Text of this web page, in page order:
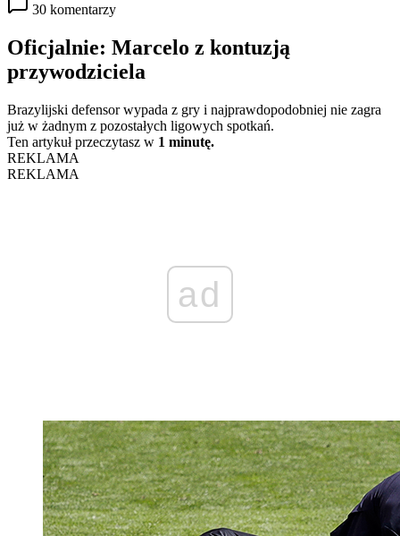
30 komentarzy
Oficjalnie: Marcelo z kontuzją
przywodziciela
Brazylijski defensor wypada z gry i najprawdopodobniej nie zagra
już w żadnym z pozostałych ligowych spotkań.
Ten artykuł przeczytasz w 1 minutę.
REKLAMA
REKLAMA
ad